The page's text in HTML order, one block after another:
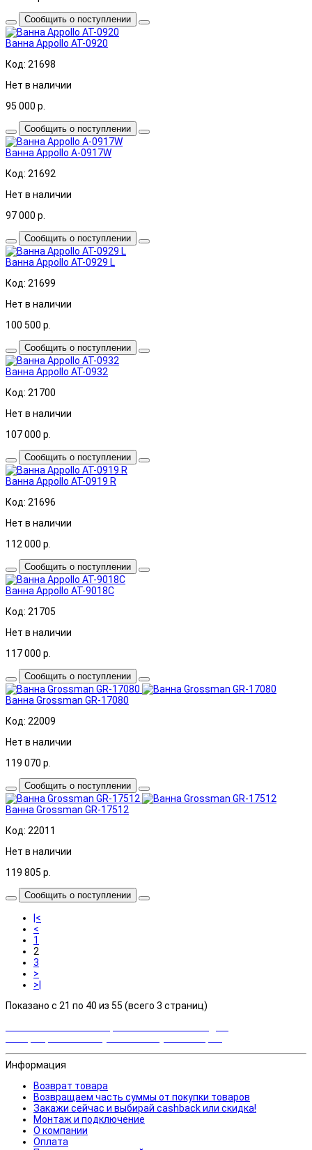
Сообщить о поступлении
Ванна Appollo AT-0920
Код: 21698
Нет в наличии
95 000 р.
Сообщить о поступлении
Ванна Appollo A-0917W
Код: 21692
Нет в наличии
97 000 р.
Сообщить о поступлении
Ванна Appollo AT-0929 L
Код: 21699
Нет в наличии
100 500 р.
Сообщить о поступлении
Ванна Appollo AT-0932
Код: 21700
Нет в наличии
107 000 р.
Сообщить о поступлении
Ванна Appollo AT-0919 R
Код: 21696
Нет в наличии
112 000 р.
Сообщить о поступлении
Ванна Appollo AT-9018C
Код: 21705
Нет в наличии
117 000 р.
Сообщить о поступлении
Ванна Grossman GR-17080
Код: 22009
Нет в наличии
119 070 р.
Сообщить о поступлении
Ванна Grossman GR-17512
Код: 22011
Нет в наличии
119 805 р.
Сообщить о поступлении
|<
<
1
2
3
>
>|
Показано с 21 по 40 из 55 (всего 3 страниц)
Информация
Возврат товара
Возвращаем часть суммы от покупки товаров
Закажи сейчас и выбирай cashback или скидка!
Монтаж и подключение
О компании
Оплата